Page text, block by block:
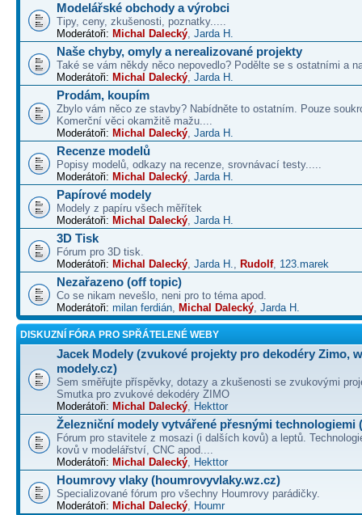
Modelářské obchody a výrobci
Tipy, ceny, zkušenosti, poznatky.....
Moderátoři: Michal Dalecký, Jarda H.
Naše chyby, omyly a nerealizované projekty
Také se vám někdy něco nepovedlo? Podělte se s ostatními a
Moderátoři: Michal Dalecký, Jarda H.
Prodám, koupím
Zbylo vám něco ze stavby? Nabídněte to ostatním. Pouze
Komerční věci okamžitě mažu....
Moderátoři: Michal Dalecký, Jarda H.
Recenze modelů
Popisy modelů, odkazy na recenze, srovnávací testy.....
Moderátoři: Michal Dalecký, Jarda H.
Papírové modely
Modely z papíru všech měřítek
Moderátoři: Michal Dalecký, Jarda H.
3D Tisk
Fórum pro 3D tisk.
Moderátoři: Michal Dalecký, Jarda H., Rudolf, 123.marek
Nezařazeno (off topic)
Co se nikam nevešlo, neni pro to téma apod.
Moderátoři: milan ferdián, Michal Dalecký, Jarda H.
DISKUZNÍ FÓRA PRO SPŘÁTELENÉ WEBY
Jacek Modely (zvukové projekty pro dekodéry Zimo,
modely.cz)
Sem směřujte příspěvky, dotazy a zkušenosti se zvukovými
Smutka pro zvukové dekodéry ZIMO
Moderátoři: Michal Dalecký, Hekttor
Železniční modely vytvářené přesnými technologiemi
Fórum pro stavitele z mosazi (i dalších kovů) a leptů.
kovů v modelářství, CNC apod....
Moderátoři: Michal Dalecký, Hekttor
Houmrovy vlaky (houmrovyvlaky.wz.cz)
Specializované fórum pro všechny Houmrovy parádičky.
Moderátoři: Michal Dalecký, Houmr